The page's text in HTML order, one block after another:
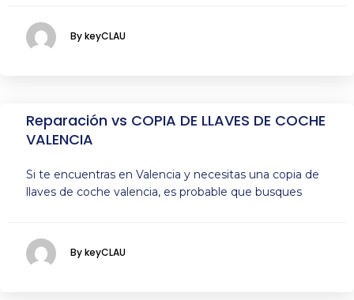
By keyCLAU
Reparación vs COPIA DE LLAVES DE COCHE
VALENCIA
Si te encuentras en Valencia y necesitas una copia de
llaves de coche valencia, es probable que busques
By keyCLAU